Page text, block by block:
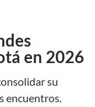
en 2026
su
encuentros.